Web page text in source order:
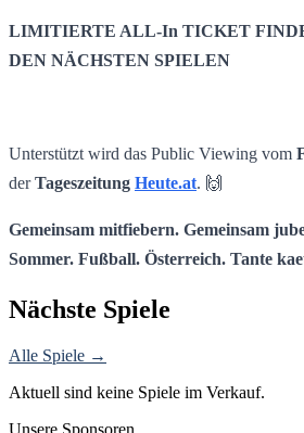
LIMITIERTE ALL-In TICKET
DEN NÄCHSTEN SPIELEN
Unterstützt wird das Public Viewing vom
derTageszeitung Heute.at. 🙌
Gemeinsam mitfiebern. Gemeinsam
Sommer. Fußball. Österreich. Tante
Nächste Spiele
Alle Spiele →
Aktuell sind keine Spiele im Verkauf.